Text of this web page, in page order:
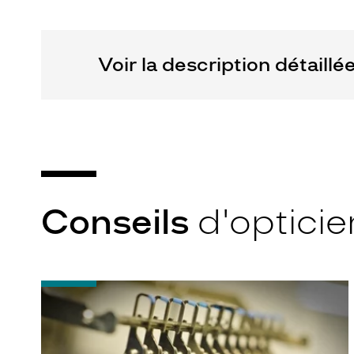
Voir la description
Conseils
-
Quel
indice
d’amincissement